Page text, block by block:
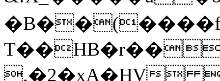
,�2�xA�HV